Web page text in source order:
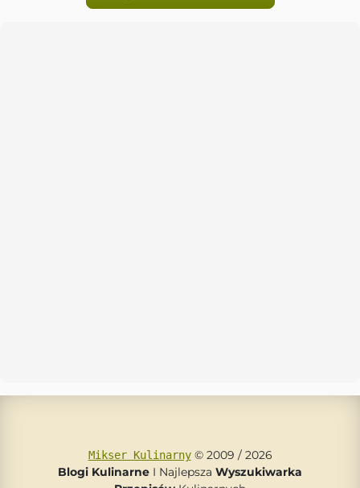
Mikser Kulinarny© 2009 / 2026
Blogi Kulinarne I Najlepsza Wyszukiwarka